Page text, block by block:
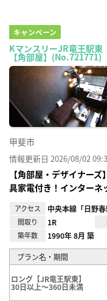
キャンペーン
KマンスリーJR竜王駅東
【角部屋】(No.721771)
甲斐市
情報更新日 2026/08/02
【角部屋・デザイナー
具家電付き！インターネ
アクセス 中央本線「日野春
間取り 1R
築年数 1990年 8月 築
プラン名・期間
ロング【JR竜王駅東】
30日以上～360日未満